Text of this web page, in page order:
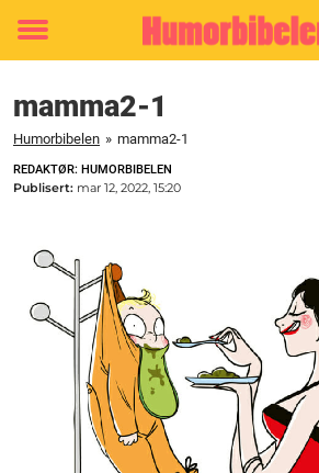
Toggle
mamma2-1
Humorbibelen » mamma2-1
REDAKTØR: HUMORBIBELEN
Publisert: mar 12, 2022, 15:20